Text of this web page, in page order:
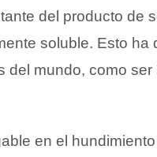
del producto de
soluble. Esto ha
del mundo, como ser
en el